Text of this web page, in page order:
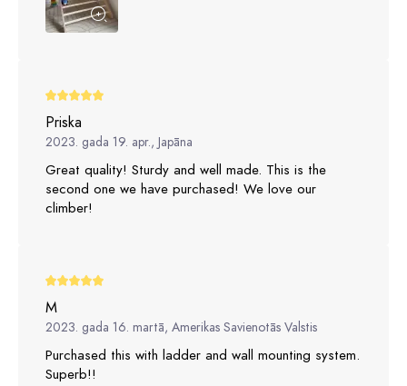
Priska
2023. gada 19. apr., Japāna
Great quality! Sturdy and well made. This is the
second one we have purchased! We love our
climber!
M
2023. gada 16. martā, Amerikas Savienotās Valstis
Purchased this with ladder and wall mounting system.
Superb!!